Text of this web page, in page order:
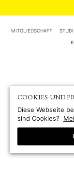
MITGLIEDSCHAFT
COOKIES UND
Diese Webseite
sind Cookies?